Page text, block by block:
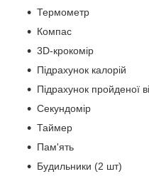
Термометр
Компас
3D-крокомір
Підрахунок калорій
Підрахунок пройденої
Секундомір
Таймер
Пам'ять
Будильники (2 шт)